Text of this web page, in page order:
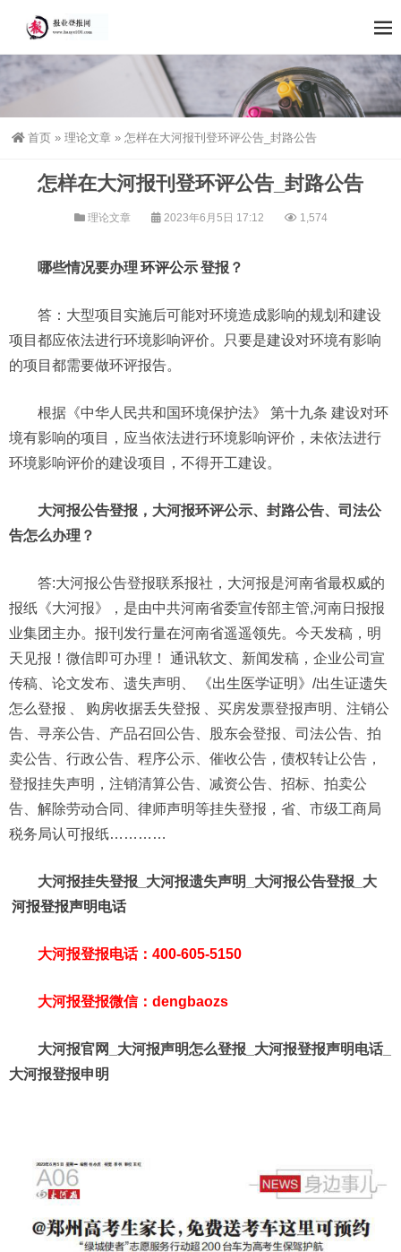
首页 » 理论文章 » 怎样在大河报刊登环评公告_封路公告
怎样在大河报刊登环评公告_封路公告
理论文章 2023年6月5日 17:12 1,574
哪些情况要办理 环评公示登报？
答：大型项目实施后可能对环境造成影响的规划和建设
项目都应依法进行环境影响评价。只要是建设对环境有影响
的项目都需要做环评报告。
根据《中华人民共和国环境保护法》 第十九条 建设对环
境有影响的项目，应当依法进行环境影响评价，未依法进行
环境影响评价的建设项目，不得开工建设。
大河报公告登报，大河报环评公示、封路公告、司法公
告怎么办理？
答:大河报公告登报联系报社，大河报是河南省最权威的
报纸《大河报》，是由中共河南省委宣传部主管,河南日报报
业集团主办。报刊发行量在河南省遥遥领先。今天发稿，明
天见报！微信即可办理！ 通讯软文、新闻发稿，企业公司宣
传稿、论文发布、遗失声明、
《出生医学证明》/出生证遗失
怎么登报
购房收据丢失登报
、买房发票登报声明、注销公
告、寻亲公告、产品召回公告、股东会登报、司法公告、拍
卖公告、行政公告、程序公示、催收公告，债权转让公告，
登报挂失声明，注销清算公告、减资公告、招标、拍卖公
告、解除劳动合同、律师声明等挂失登报，省、市级工商局
税务局认可报纸…………
大河报挂失登报_大河报遗失声明_大河报公告登报_大
河报登报声明电话
大河报登报电话：400-605-5150
大河报登报微信：dengbaozs
大河报官网_大河报声明怎么登报_大河报登报声明电话_
大河报登报申明